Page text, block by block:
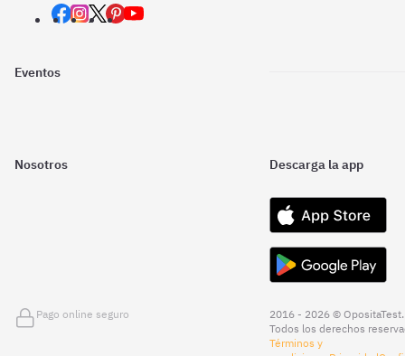
Eventos
Nosotros Descarga la app
Pago online seguro
2016 - 2026 © OpositaTest.
Todos los derechos
Términos y